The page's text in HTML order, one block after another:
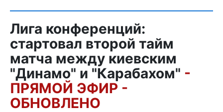
Лига конференций:
стартовал второй тайм
матча между киевским
"Динамо" и "Карабахом" -
ПРЯМОЙ ЭФИР -
ОБНОВЛЕНО